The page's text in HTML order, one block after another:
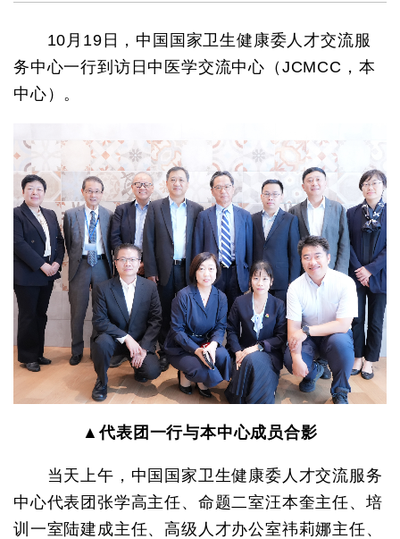
10月19日，中国国家卫生健康委人才交流服
务中心一行到访日中医学交流中心（JCMCC，本
中心）。
▲代表团一行与本中心成员合影
当天上午，中国国家卫生健康委人才交流服务
中心代表团张学高主任、命题二室汪本奎主任、培
训一室陆建成主任、高级人才办公室祎莉娜主任、